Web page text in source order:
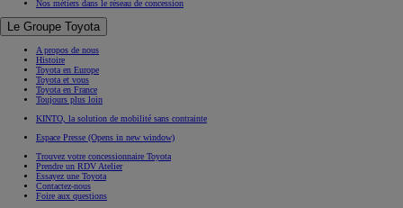
Nos métiers dans le réseau de concession
Le Groupe Toyota
A propos de nous
Histoire
Toyota en Europe
Toyota et vous
Toyota en France
Toujours plus loin
KINTO, la solution de mobilité sans contrainte
Espace Presse (Opens in new window)
Trouvez votre concessionnaire Toyota
Prendre un RDV Atelier
Essayez une Toyota
Contactez-nous
Foire aux questions